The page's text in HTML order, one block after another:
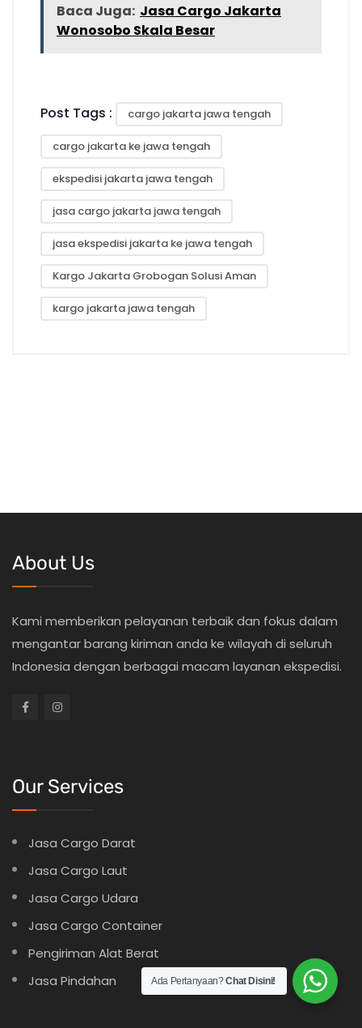
Baca Juga: Jasa Cargo Jakarta
Wonosobo Skala Besar
Post Tags : cargo jakarta jawa tengah
cargo jakarta ke jawa tengah
ekspedisi jakarta jawa tengah
jasa cargo jakarta jawa tengah
jasa ekspedisi jakarta ke jawa tengah
Kargo Jakarta Grobogan Solusi Aman
kargo jakarta jawa tengah
About Us
Kami memberikan pelayanan terbaik dan fokus dalam
mengantar barang kiriman anda ke wilayah di seluruh
Indonesia dengan berbagai macam layanan ekspedisi.
Our Services
Jasa Cargo Darat
Jasa Cargo Laut
Jasa Cargo Udara
Jasa Cargo Container
Pengiriman Alat Berat
Jasa Pindahan
Ada Pertanyaan?Chat Disini!